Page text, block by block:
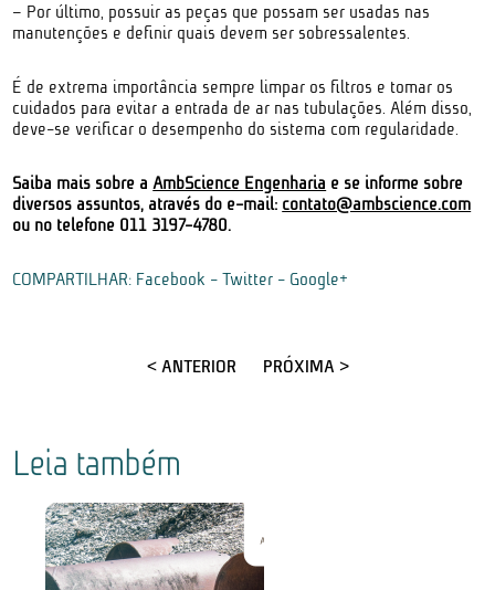
– Por último, possuir as peças que possam ser usadas nas
manutenções e definir quais devem ser sobressalentes.
É de extrema importância sempre limpar os filtros e tomar os
cuidados para evitar a entrada de ar nas tubulações. Além disso,
deve-se verificar o desempenho do sistema com regularidade.
Saiba mais sobre aAmbScience Engenharia e se informe sobre
diversos assuntos, através do e-mail: contato@ambscience.com
ou no telefone 011 3197-4780.
COMPARTILHAR: Facebook -Twitter - Google+
< ANTERIOR PRÓXIMA >
Leia também